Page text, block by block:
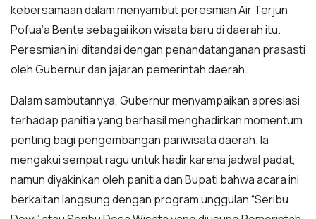
kebersamaan dalam menyambut peresmian Air Terjun
Pofua’a Bente sebagai ikon wisata baru di daerah itu.
Peresmian ini ditandai dengan penandatanganan prasasti
oleh Gubernur dan jajaran pemerintah daerah.
Dalam sambutannya, Gubernur menyampaikan apresiasi
terhadap panitia yang berhasil menghadirkan momentum
penting bagi pengembangan pariwisata daerah. Ia
mengakui sempat ragu untuk hadir karena jadwal padat,
namun diyakinkan oleh panitia dan Bupati bahwa acara ini
berkaitan langsung dengan program unggulan “Seribu